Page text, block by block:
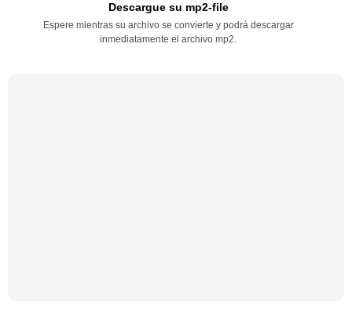
Descargue su mp2-file
Espere mientras su archivo se convierte y podrá descargar
inmediatamente el archivo mp2.